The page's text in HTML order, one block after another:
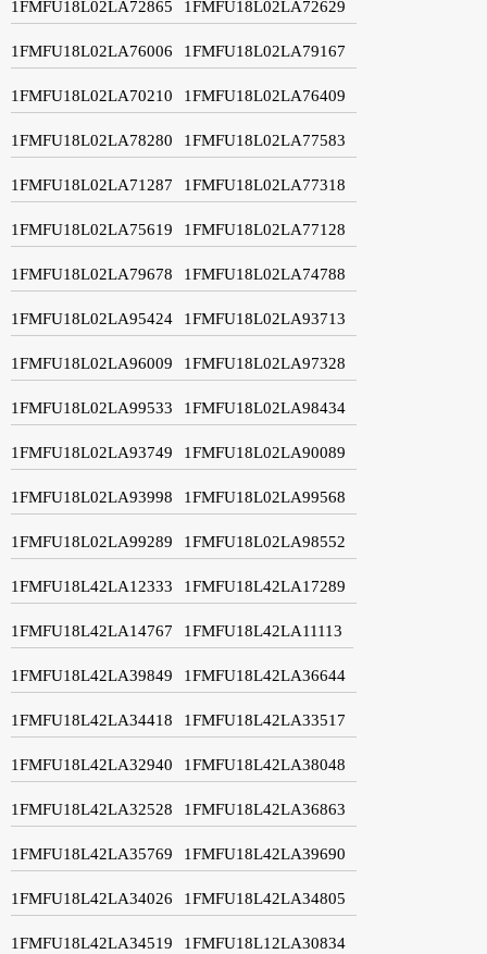
1FMFU18L02LA72865 1FMFU18L02LA72629
1FMFU18L02LA76006 1FMFU18L02LA79167
1FMFU18L02LA70210 1FMFU18L02LA76409
1FMFU18L02LA78280 1FMFU18L02LA77583
1FMFU18L02LA71287 1FMFU18L02LA77318
1FMFU18L02LA75619 1FMFU18L02LA77128
1FMFU18L02LA79678 1FMFU18L02LA74788
1FMFU18L02LA95424 1FMFU18L02LA93713
1FMFU18L02LA96009 1FMFU18L02LA97328
1FMFU18L02LA99533 1FMFU18L02LA98434
1FMFU18L02LA93749 1FMFU18L02LA90089
1FMFU18L02LA93998 1FMFU18L02LA99568
1FMFU18L02LA99289 1FMFU18L02LA98552
1FMFU18L42LA12333 1FMFU18L42LA17289
1FMFU18L42LA14767 1FMFU18L42LA11113
1FMFU18L42LA39849 1FMFU18L42LA36644
1FMFU18L42LA34418 1FMFU18L42LA33517
1FMFU18L42LA32940 1FMFU18L42LA38048
1FMFU18L42LA32528 1FMFU18L42LA36863
1FMFU18L42LA35769 1FMFU18L42LA39690
1FMFU18L42LA34026 1FMFU18L42LA34805
1FMFU18L42LA34519 1FMFU18L12LA30834